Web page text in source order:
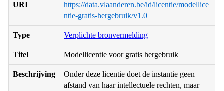
URI
https://data.vlaanderen.be/id/licentie/modellice
ntie-gratis-hergebruik/v1.0
Type Verplichte bronvermelding
Titel Modellicentie voor gratis hergebruik
Beschrijving
Onder deze licentie doet de instantie geen
afstand van haar intellectuele rechten, maar